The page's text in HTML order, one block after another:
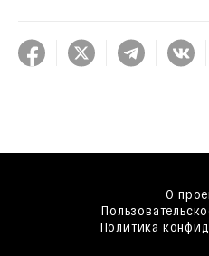
О
Политика